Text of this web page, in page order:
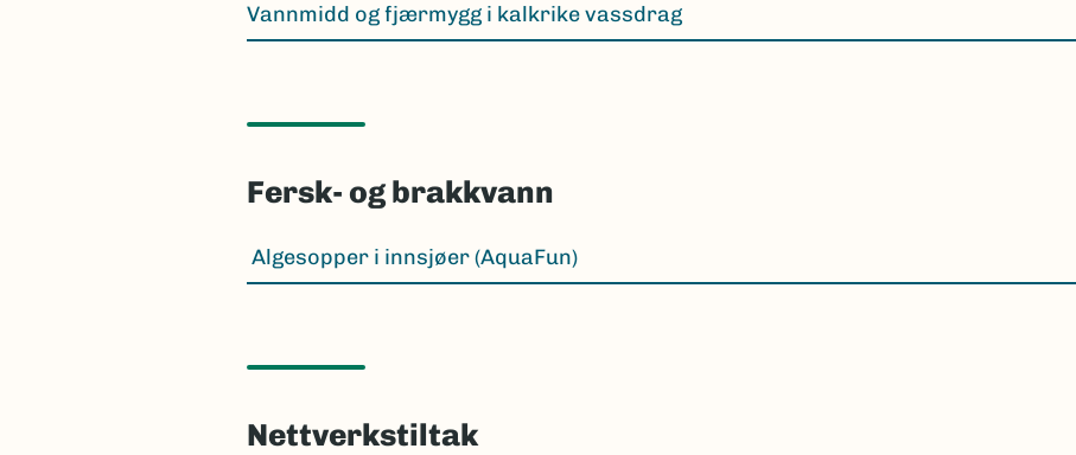
Vannmidd og fjærmygg i kalkrike vassdrag
Fersk- og brakkvann
Algesopper i innsjøer (AquaFun)
Nettverkstiltak